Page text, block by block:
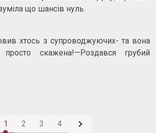
що шансів нуль.
хтось з супроводжуючих- та вона
скажена!—Роздався грубий
1 2 3 4 